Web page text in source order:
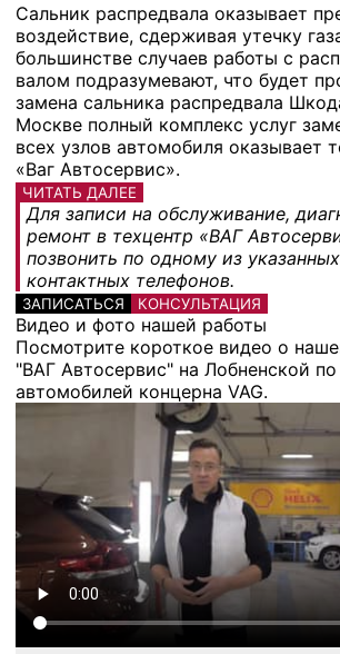
Сальник распредвала оказывает
воздействие, сдерживая утечку
большинстве случаев работы с
валом подразумевают, что будет
замена сальника распредвала
Москве полный комплекс услуг
всех узлов автомобиля оказывает
«Ваг Автосервис».
ЧИТАТЬ ДАЛЕЕ
Для записи на обслуживание,
ремонт в техцентр «ВАГ
позвонить по одному из
контактных телефонов.
ЗАПИСАТЬСЯ КОНСУЛЬТАЦИЯ
Видео и фото нашей работы
Посмотрите короткое видео о
"ВАГ Автосервис" на Лобненской
автомобилей концерна VAG.